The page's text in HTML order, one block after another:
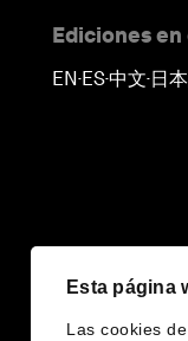
Esta página
Las cookies
Ediciones
EN▪ES▪中文▪ 日